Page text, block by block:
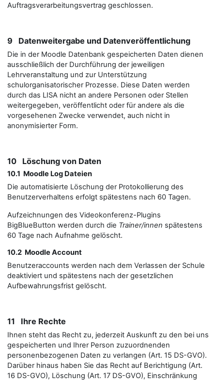
Auftragsverarbeitungsvertrag geschlossen.
9 Datenweitergabe und Datenveröffentlichung
Die in der Moodle Datenbank gespeicherten Daten dienen
ausschließlich der Durchführung der jeweiligen
Lehrveranstaltung und zur Unterstützung
schulorganisatorischer Prozesse. Diese Daten werden
durch das LISA nicht an andere Personen oder Stellen
weitergegeben, veröffentlicht oder für andere als die
vorgesehenen Zwecke verwendet, auch nicht in
anonymisierter Form.
10 Löschung von Daten
10.1 Moodle Log Dateien
Die automatisierte Löschung der Protokollierung des
Benutzerverhaltens erfolgt spätestens nach 60 Tagen.
Aufzeichnungen des Videokonferenz-Plugins
BigBlueButton werden durch die Trainer/innen spätestens
60 Tage nach Aufnahme gelöscht.
10.2 Moodle Account
Benutzeraccounts werden nach dem Verlassen der Schule
deaktiviert und spätestens nach der gesetzlichen
Aufbewahrungsfrist gelöscht.
11 Ihre Rechte
Ihnen steht das Recht zu, jederzeit Auskunft zu den bei uns
gespeicherten und Ihrer Person zuzuordnenden
personenbezogenen Daten zu verlangen (Art. 15 DS-GVO).
Darüber hinaus haben Sie das Recht auf Berichtigung (Art.
16 DS-GVO), Löschung (Art. 17 DS-GVO), Einschränkung